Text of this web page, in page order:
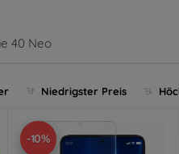
40 Neo
Niedrigster Preis
-10%